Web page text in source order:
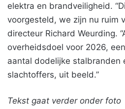
elektra en brandveiligheid.
voorgesteld, we zijn nu ruim
directeur Richard Weurding.
overheidsdoel voor 2026,
aantal dodelijke stalbranden
slachtoffers, uit beeld.”
Tekst gaat verder onder foto